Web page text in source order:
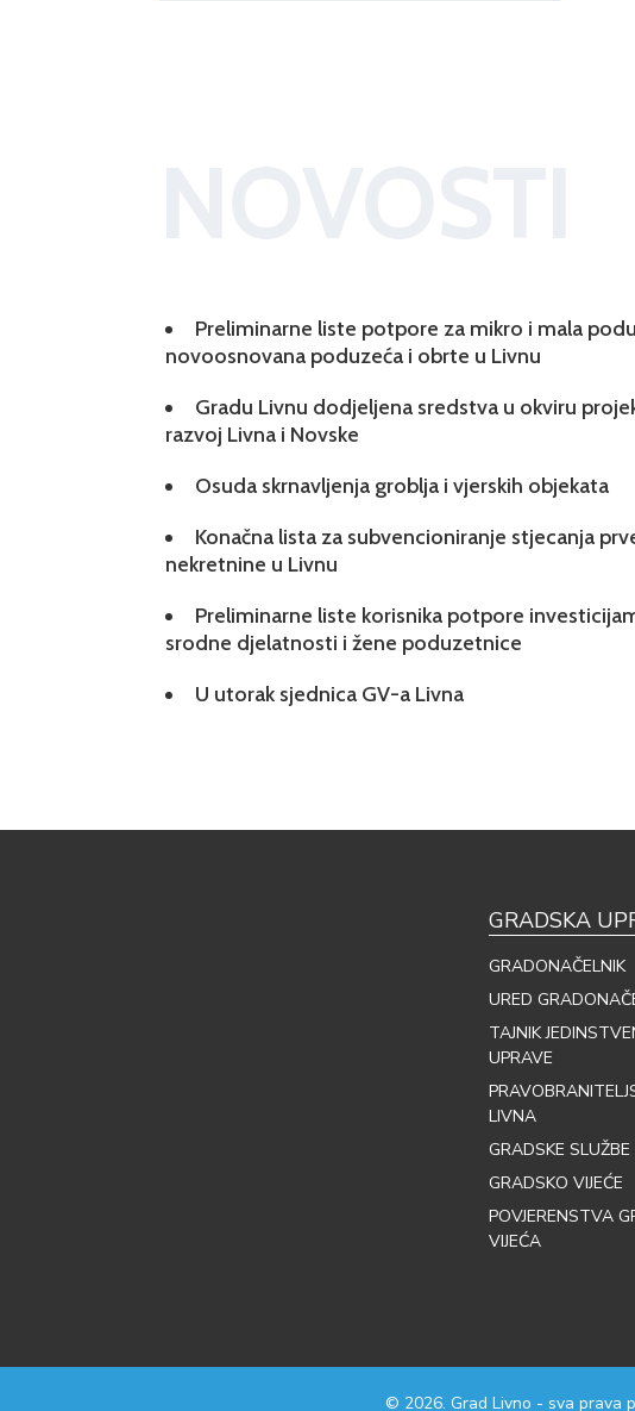
Preliminarne liste potpore za mikro i mala
novoosnovana poduzeća i obrte u Livnu
Gradu Livnu dodjeljena sredstva u okviru
razvoj Livna i Novske
Osuda skrnavljenja groblja i vjerskih objekata
Konačna lista za subvencioniranje stjecanja
nekretnine u Livnu
Preliminarne liste korisnika potpore
srodne djelatnosti i žene poduzetnice
U utorak sjednica GV-a Livna
GRADSKA
GRADONAČELNIK
URED
TAJNIK
UPRAVE
LIVNA
GRADSKE SLUŽBE
GRADSKO VIJEĆE
POVJERENSTVA
VIJEĆA
© 2026. Grad Livno - sva prava